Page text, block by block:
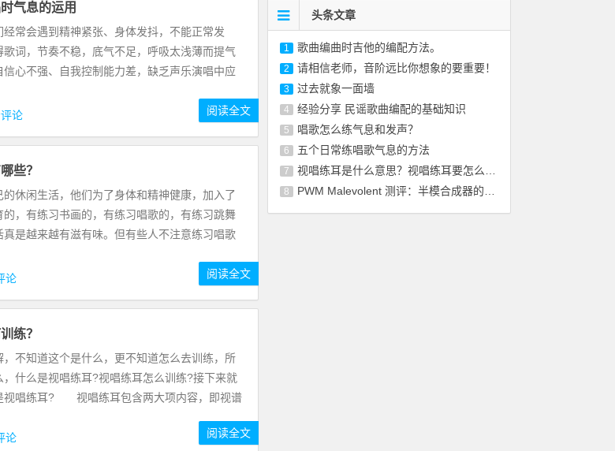
气息的运用
常会遇到精神紧张、身体发抖，不能正常发
词，节奏不稳，底气不足，呼吸太浅薄而提气
心不强、自我控制能力差，缺乏声乐演唱中应
论 阅读全文
些？
休闲生活，他们为了身体和精神健康，加入了
，有练习书画的，有练习唱歌的，有练习跳舞
是越来越有滋有味。但有些人不注意练习唱歌
论 阅读全文
练？
不知道这个是什么，更不知道怎么去训练，所
什么是视唱练耳?视唱练耳怎么训练?接下来就
唱练耳? 视唱练耳包含两大项内容，即视谱
论 阅读全文
头条文章
1 歌曲编曲时吉他的编配方法。
2 请相信老师，音阶远比你想象的要重要！
3 过去就象一面墙
4 经验分享 民谣歌曲编配的基础知识
5 唱歌怎么练气息和发声？
6 五个日常练唱歌气息的方法
7 视唱练耳是什么意思？视唱练耳要怎么训练？
8 PWM Malevolent 测评：半模合成器的喜悦不是